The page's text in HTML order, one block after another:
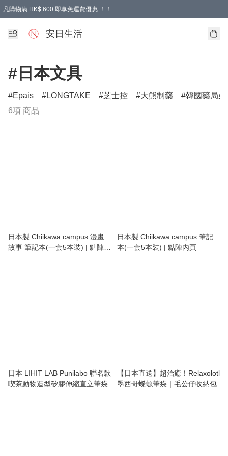
凡購物滿 HK$ 600 即享免運費優惠 ！！
安日生活
#日本文具
Epais LONGTAKE 芝士控 大熊制藥
韓國藥局必
6項 商品
日本製 Chiikawa campus 漫畫
故事 筆記本(一套5本裝) | 點陣內
日本製 Chiikawa campus 筆記
本(一套5本裝) | 點陣內頁
日本 LIHIT LAB Punilabo 聯名款
喫茶動物造型矽膠伸縮直立筆袋
【日本直送】超治癒！Relaxolotl
墨西哥蠑螈筆袋｜毛公仔收納包